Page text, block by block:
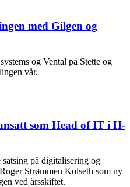
med Gilgen og
og Vental på Stette og
vår.
som Head of IT i H-
på digitalisering og
Strømmen Kolseth som ny
ved årsskiftet.